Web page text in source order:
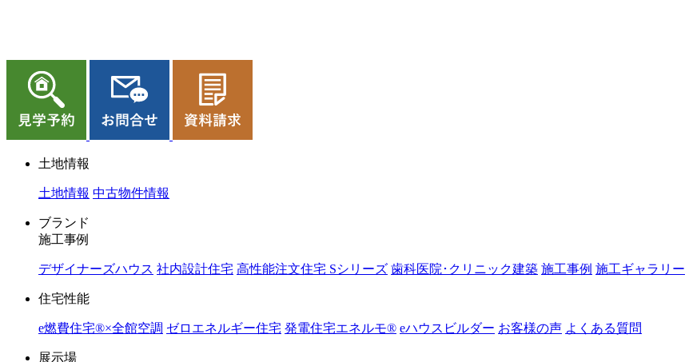
土地情報
土地情報 中古物件情報
ブランド
施工事例
デザイナーズハウス 社内設計住宅 高性能注文住宅 Sシリーズ 歯科医院･クリニック建築 施工事例 施工ギャラリー
住宅性能
e燃費住宅®︎×全館空調 ゼロエネルギー住宅 発電住宅エネルモ®︎ eハウスビルダー お客様の声 よくある質問
展示場